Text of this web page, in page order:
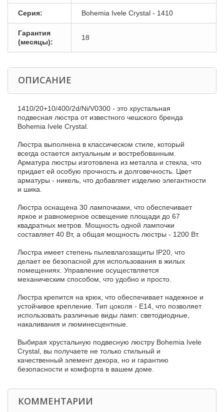
Серия: Bohemia Ivele Crystal - 1410
Гарантия
(месяцы):
18
ОПИСАНИЕ
1410/20+10/400/2d/Ni/V0300 - это хрустальная
подвесная люстра от известного чешского бренда
Bohemia Ivele Crystal.
Люстра выполнена в классическом стиле, который
всегда остается актуальным и востребованным.
Арматура люстры изготовлена из металла и стекла, что
придает ей особую прочность и долговечность. Цвет
арматуры - никель, что добавляет изделию элегантности
и шика.
Люстра оснащена 30 лампочками, что обеспечивает
яркое и равномерное освещение площади до 67
квадратных метров. Мощность одной лампочки
составляет 40 Вт, а общая мощность люстры - 1200 Вт.
Люстра имеет степень пылевлагозащиты IP20, что
делает ее безопасной для использования в жилых
помещениях. Управление осуществляется
механическим способом, что удобно и просто.
Люстра крепится на крюк, что обеспечивает надежное и
устойчивое крепление. Тип цоколя - E14, что позволяет
использовать различные виды ламп: светодиодные,
накаливания и люминесцентные.
Выбирая хрустальную подвесную люстру Bohemia Ivele
Crystal, вы получаете не только стильный и
качественный элемент декора, но и гарантию
безопасности и комфорта в вашем доме.
КОММЕНТАРИИ